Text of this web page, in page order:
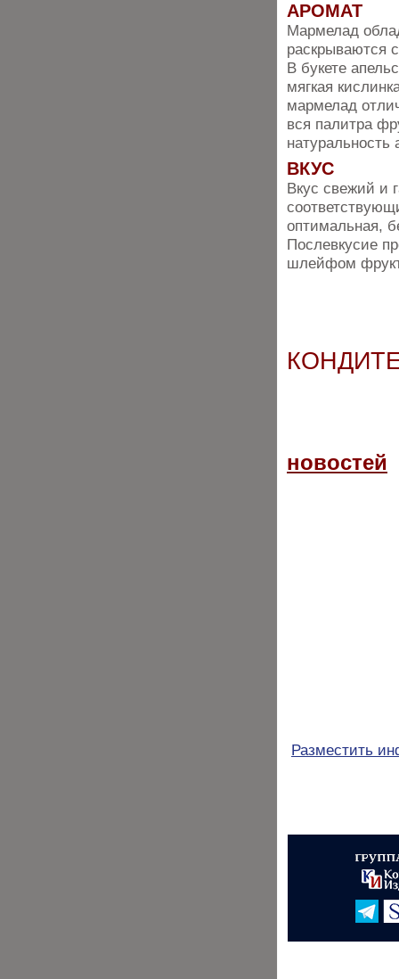
АРОМАТ
Мармелад
раскрываются
В букете
мягкая
мармелад
вся палитра
натуральность
ВКУС
Вкус свежий и
оптимальная,
Послевкусие
шлейфом
новостей
Разместить